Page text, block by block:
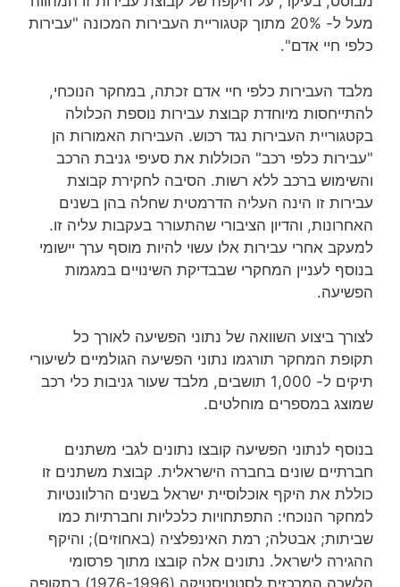
מעל ל- 20% מתוך קטגוריית העבירות המכונה "עבירות
כלפי חיי אדם".
מלבד העבירות כלפי חיי אדם זכתה, במחקר הנוכחי,
להתייחסות מיוחדת קבוצת עבירות נוספת הכלולה
בקטגוריית העבירות נגד רכוש. העבירות האמורות הן
"עבירות כלפי רכב" הכוללות את סעיפי גניבת הרכב
והשימוש ברכב ללא רשות. הסיבה לחקירת קבוצת
עבירות זו הינה העליה הדרמטית שחלה בהן בשנים
האחרונות, והדיון הציבורי שהתעורר בעקבות עליה זו.
למעקב אחרי עבירות אלו עשוי להיות מוסף ערך יישומי
בנוסף לעניין המחקרי שבבדיקת השינויים במגמות
הפשיעה.
לצורך ביצוע השוואה של נתוני הפשיעה לאורך כל
תקופת המחקר תורגמו נתוני הפשיעה הגולמיים לשיעורי
תיקים ל- 1,000 תושבים, מלבד שעור גניבות כלי רכב
שמוצג במספרים מוחלטים.
בנוסף לנתוני הפשיעה קובצו נתונים לגבי משתנים
חברתיים שונים בחברה הישראלית. קבוצת משתנים זו
כוללת את היקף אוכלוסיית ישראל בשנים הרלוונטיות
למחקר הנוכחי: התפתחויות כלכליות וחברתיות כמו
שביתות; אבטלה; רמת האינפלציה (באחוזים); והיקף
ההגירה לישראל. נתונים אלה קובצו מתוך פרסומי
הלשכה המרכזית לסטטיסטיקה (1976-1996) בתקופה